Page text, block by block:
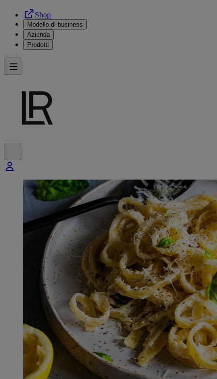
Shop
Modello di business
Azienda
Prodotti